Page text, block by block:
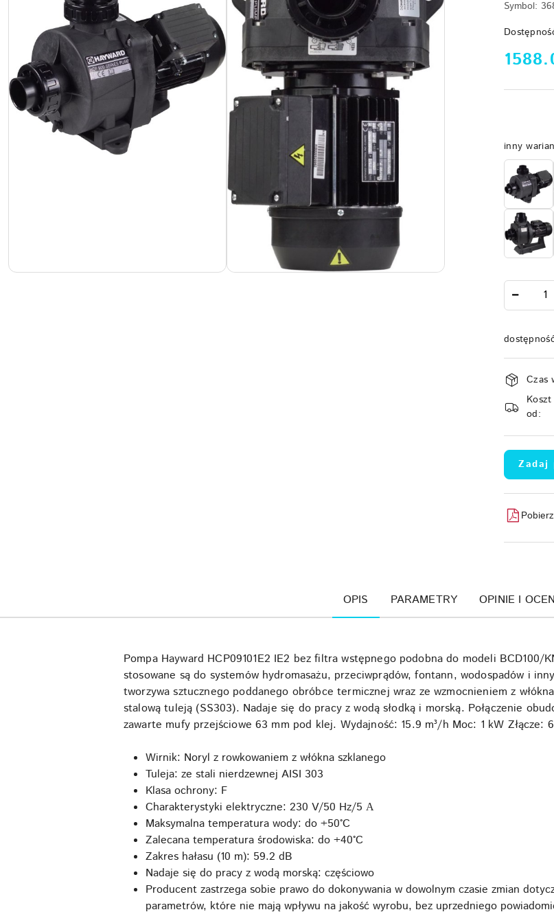
Symbol:
cena:
Wariant
inny
i
Czas
Koszt
od:
Zadaj
OPIS PARAMETRY OPINIE I
Pompa Hayward HCP09101E2 IE2 bez filtra wstępnego podobna do modeli BCD100/
stosowane są do systemów hydromasażu, przeciwprądów, fontann, wodospadów i
tworzywa sztucznego poddanego obróbce termicznej wraz ze wzmocnieniem z
stalową tuleją (SS303). Nadaje się do pracy z wodą słodką i morską. Połączenie
zawarte mufy przejściowe 63 mm pod klej. Wydajność: 15.9 m³/h Moc: 1 kW Złącze:
Wirnik: Noryl z rowkowaniem z włókna szklanego
Tuleja: ze stali nierdzewnej AISI 303
Klasa ochrony: F
Charakterystyki elektryczne: 230 V/50 Hz/5 А
Maksymalna temperatura wody: do +50°C
Zalecana temperatura środowiska: do +40°C
Zakres hałasu (10 m): 59.2 dB
Nadaje się do pracy z wodą morską: częściowo
Producent zastrzega sobie prawo do dokonywania w dowolnym czasie zmian
parametrów, które nie mają wpływu na jakość wyrobu, bez uprzedniego